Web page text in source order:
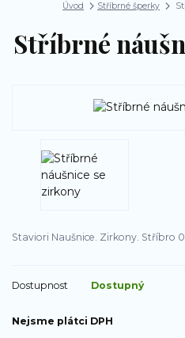
Úvod Stříbrné šperky
Stříbrné
Staviori Naušnice. Zirkony. Stříbro
Dostupnost Dostupný
Nejsme plátci DPH